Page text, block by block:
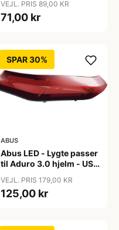
VEJL. PRIS 89,00 KR
71,00 kr
SPAR 30%
ABUS
Abus LED - Lygte passer
til Aduro 3.0 hjelm - USB
VEJL. PRIS 179,00 KR
125,00 kr